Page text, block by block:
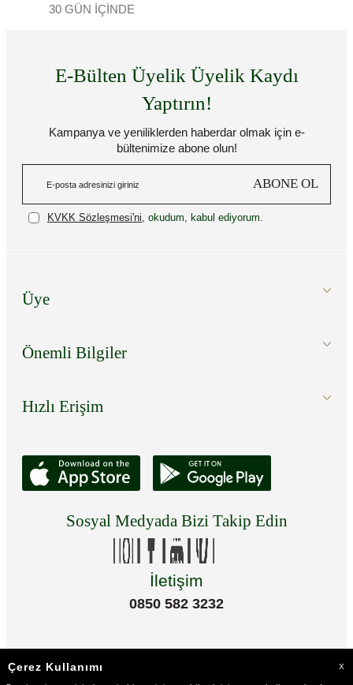
30 GÜN İÇİNDE
E-Bülten Üyelik Üyelik Kaydı
Yaptırın!
Kampanya ve yeniliklerden haberdar olmak için e-
bültenimize abone olun!
ABONE OL
KVKK Sözleşmesi'ni , okudum, kabul ediyorum.
Üye
Önemli Bilgiler
Hızlı Erişim
Sosyal Medyada Bizi Takip Edin
İletişim
0850 582 3232
Çerez Kullanımı X